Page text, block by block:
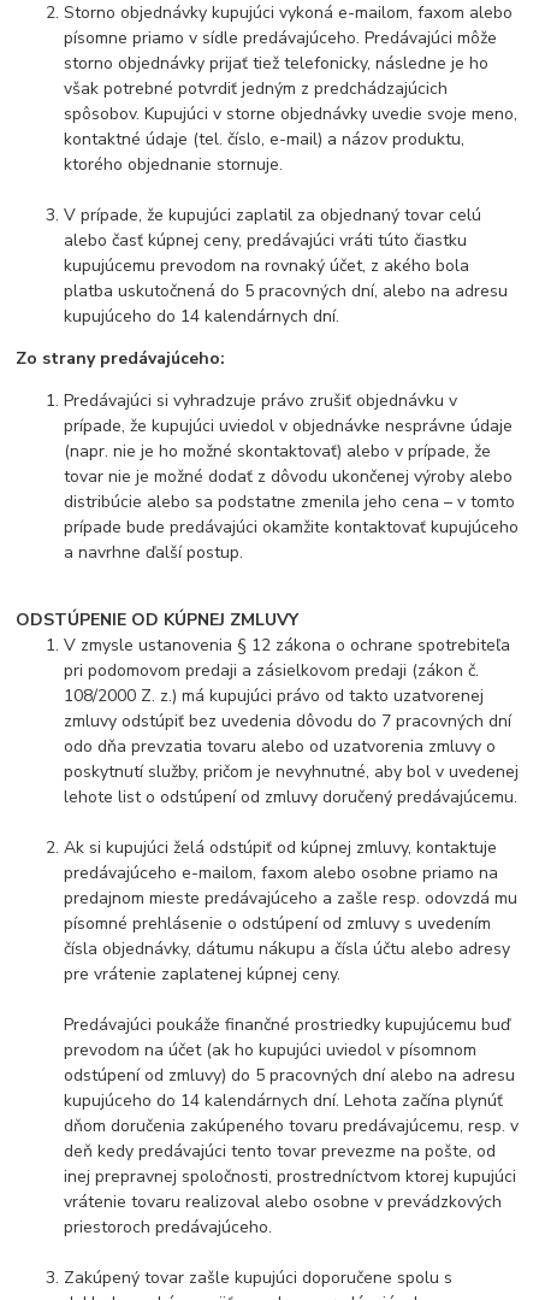
Storno objednávky kupujúci vykoná e-mailom, faxom alebo
písomne priamo v sídle predávajúceho. Predávajúci môže
storno objednávky prijať tiež telefonicky, následne je ho
však potrebné potvrdiť jedným z predchádzajúcich
spôsobov. Kupujúci v storne objednávky uvedie svoje meno,
kontaktné údaje (tel. číslo, e-mail) a názov produktu,
ktorého objednanie stornuje.
V prípade, že kupujúci zaplatil za objednaný tovar celú
alebo časť kúpnej ceny, predávajúci vráti túto čiastku
kupujúcemu prevodom na rovnaký účet, z akého bola
platba uskutočnená do 5 pracovných dní, alebo na adresu
kupujúceho do 14 kalendárnych dní.
Zo strany predávajúceho:
Predávajúci si vyhradzuje právo zrušiť objednávku v
prípade, že kupujúci uviedol v objednávke nesprávne údaje
(napr. nie je ho možné skontaktovať) alebo v prípade, že
tovar nie je možné dodať z dôvodu ukončenej výroby alebo
distribúcie alebo sa podstatne zmenila jeho cena – v tomto
prípade bude predávajúci okamžite kontaktovať kupujúceho
a navrhne ďalší postup.
ODSTÚPENIE OD KÚPNEJ ZMLUVY
V zmysle ustanovenia § 12 zákona o ochrane spotrebiteľa
pri podomovom predaji a zásielkovom predaji (zákon č.
108/2000 Z. z.) má kupujúci právo od takto uzatvorenej
zmluvy odstúpiť bez uvedenia dôvodu do 7 pracovných dní
odo dňa prevzatia tovaru alebo od uzatvorenia zmluvy o
poskytnutí služby, pričom je nevyhnutné, aby bol v uvedenej
lehote list o odstúpení od zmluvy doručený predávajúcemu.
Ak si kupujúci želá odstúpiť od kúpnej zmluvy, kontaktuje
predávajúceho e-mailom, faxom alebo osobne priamo na
predajnom mieste predávajúceho a zašle resp. odovzdá mu
písomné prehlásenie o odstúpení od zmluvy s uvedením
čísla objednávky, dátumu nákupu a čísla účtu alebo adresy
pre vrátenie zaplatenej kúpnej ceny.
Predávajúci poukáže finančné prostriedky kupujúcemu buď
prevodom na účet (ak ho kupujúci uviedol v písomnom
odstúpení od zmluvy) do 5 pracovných dní alebo na adresu
kupujúceho do 14 kalendárnych dní. Lehota začína plynúť
dňom doručenia zakúpeného tovaru predávajúcemu, resp. v
deň kedy predávajúci tento tovar prevezme na pošte, od
inej prepravnej spoločnosti, prostredníctvom ktorej kupujúci
vrátenie tovaru realizoval alebo osobne v prevádzkových
priestoroch predávajúceho.
Zakúpený tovar zašle kupujúci doporučene spolu s